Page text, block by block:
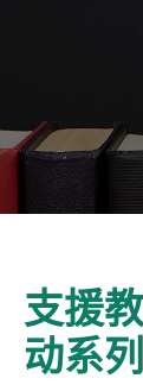
支援
动系